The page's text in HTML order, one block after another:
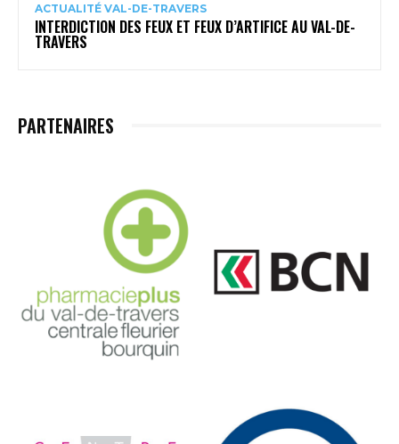
ACTUALITÉ VAL-DE-TRAVERS
INTERDICTION DES FEUX ET FEUX D’ARTIFICE AU VAL-DE-
TRAVERS
PARTENAIRES